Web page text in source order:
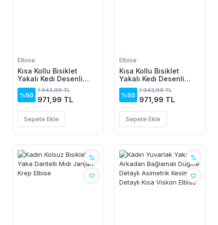
Elbise
Kısa Kollu Bisiklet
Yakalı Kedı Desenli
Midi Vıskon Elbise
%50
1.943,99 TL
971,99 TL
Sepete Ekle
Elbise
Kısa Kollu Bisiklet
Yakalı Kedı Desenli
Midi Vıskon Elbise
%50
1.943,99 TL
971,99 TL
Sepete Ekle